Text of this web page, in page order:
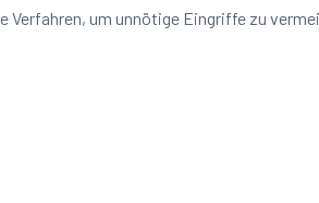
um unnötige Eingriffe zu